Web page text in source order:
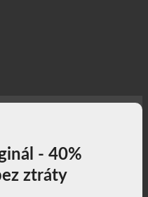
- 40%
ztráty